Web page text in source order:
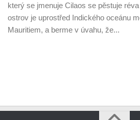
který se jmenuje Cilaos se pěstuje
ostrov je uprostřed Indického oceánu
Mauritiem, a berme v úvahu, že...